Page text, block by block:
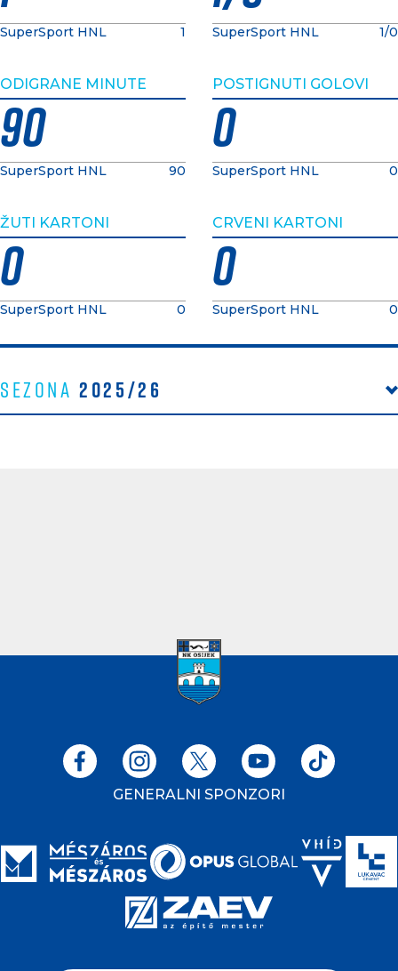
SuperSport HNL 1 SuperSport HNL 1/0
ODIGRANE MINUTE
90
SuperSport HNL 90
POSTIGNUTI GOLOVI
0
SuperSport HNL 0
ŽUTI KARTONI
0
SuperSport HNL 0
CRVENI KARTONI
0
SuperSport HNL 0
Sezona2025/26
GENERALNI SPONZORI